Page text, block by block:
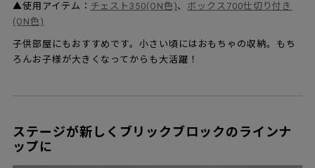
▲使用アイテム： チェスト350(ON色)、 ボックス700仕切り付き
(ON色)
子供部屋にもおすすめです。小さい頃にはおもちゃの収納。もち
ろんお子様が大きくなってからも大活躍！
ステージが新しくブリックブロックのラインナ
ップに